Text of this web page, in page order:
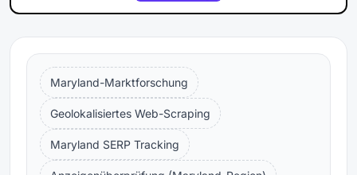
Maryland-Marktforschung
Geolokalisiertes Web-Scraping
Maryland SERP Tracking